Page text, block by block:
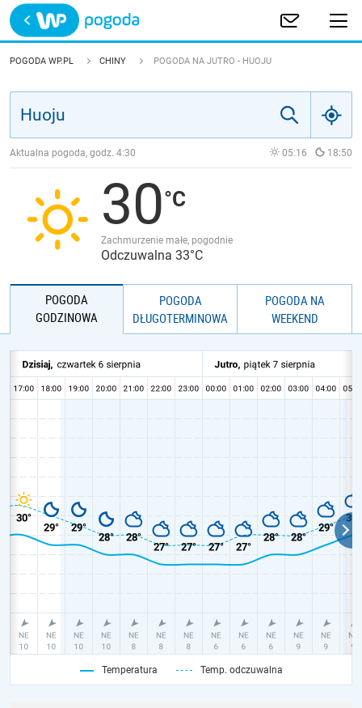
Trwa ładowanie
POLSKA
JAKOŚĆ POWIETRZA
POGODA WP.PL CHINY POGODA NA JUTRO - HUOJU
Aktualna pogoda, godz. 4:30 05:16 18:50
30
Zachmurzenie małe, pogodnie
Odczuwalna 33°C
POGODA
GODZINOWA
POGODA
DŁUGOTERMINOWA
POGODA NA
WEEKEND
Temperatura Temp. odczuwalna